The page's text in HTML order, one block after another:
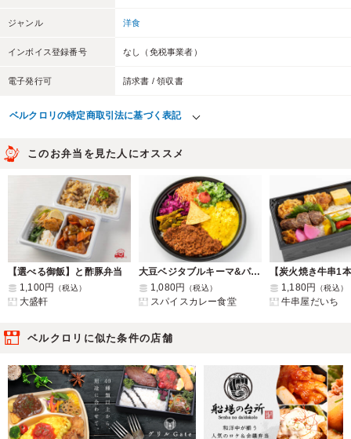
ジャンル 洋食
インボイス登録番号 なし（免税事業者）
電子発行可 請求書 / 領収書
ベルクロリの特定商取引法に基づく表記
このお弁当を見た人にオススメ
【選べる御飯】と酢豚弁当
1,100円
（税込）
大盛軒
大豆ベジタブルキーマ&パリップ
1,080円
（税込）
スパイスカレー食堂
1,180円 （税込）
牛串屋だいち
ベルクロリに似た条件の店舗